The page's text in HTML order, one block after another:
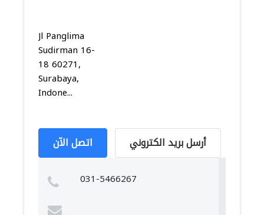
Jl Panglima
Sudirman 16-
18 60271,
Surabaya,
Indone...
اتصل الآن أرسل بريد الكتروني
031-5466267